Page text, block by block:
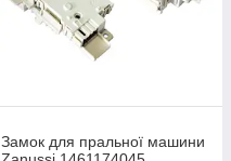
Замок для пральної машини